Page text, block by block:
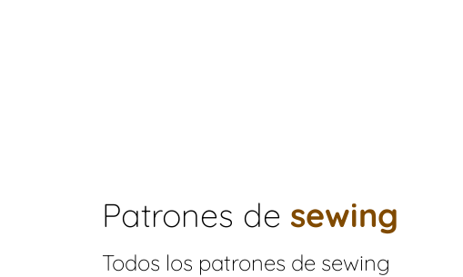
Patrones de sewing
Todos los patrones de sewing